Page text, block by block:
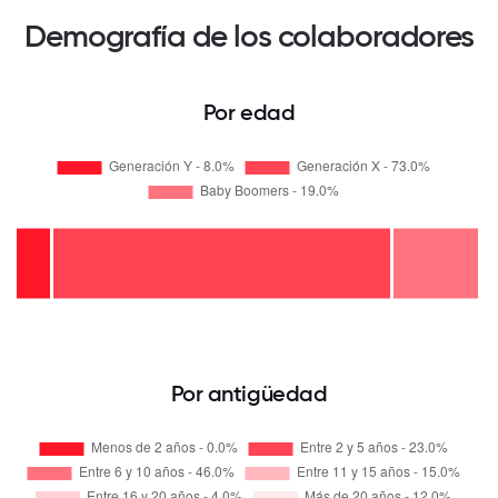
Demografía de los colaboradores
Por edad
Por antigüedad